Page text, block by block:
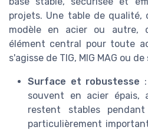
projets. Une table de qualité,
modèle en acier ou autre,
élément central pour toute
s'agisse de TIG, MIG MAG ou
Surface et robustesse
souvent en acier épais,
restent stables
particulièrement